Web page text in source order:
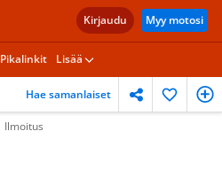
Kirjaudu Myy motosi
Pikalinkit Lisää
Hae samanlaiset
Ilmoitus